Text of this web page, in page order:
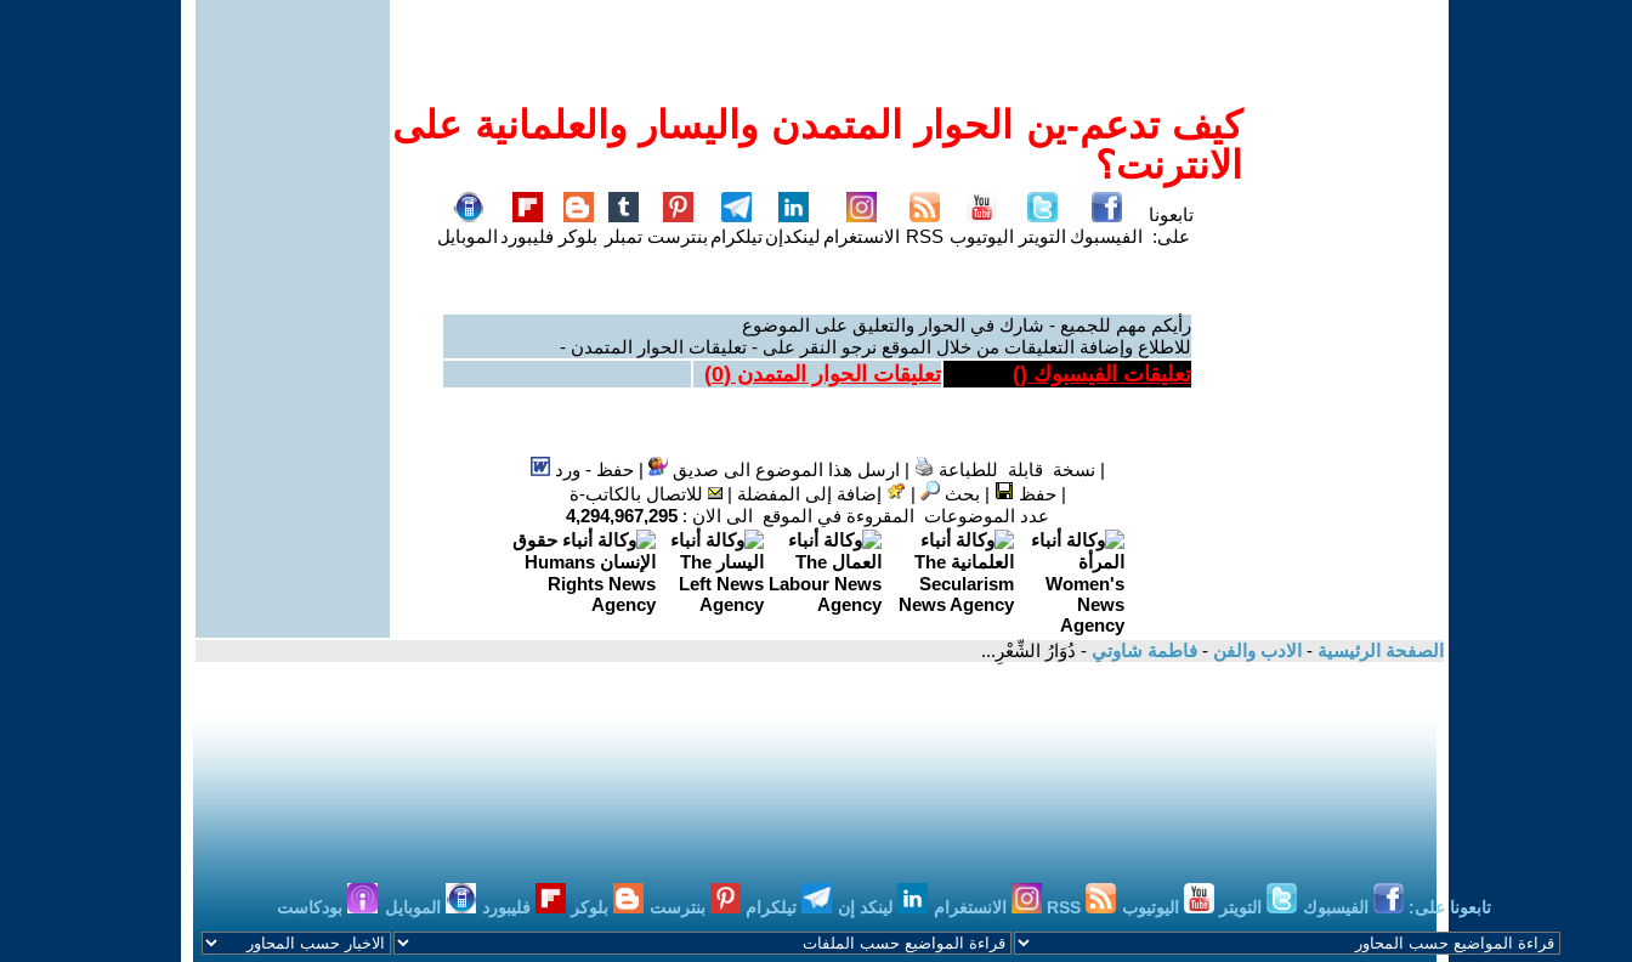
كيف تدعم-ين الحوار المتمدن واليسار والعلمانية على
الانترنت؟
تابعونا
على: الفيسبوك التويتر اليوتيوب RSS الانستغرام لينكدإنتيلكرام بنترست تمبلر بلوكر فليبورد الموبايل
رأيكم مهم للجميع - شارك في الحوار والتعليق على الموضوع
للاطلاع وإضافة التعليقات من خلال الموقع نرجو النقر على - تعليقات الحوار المتمدن -
تعليقات الفيسبوك () تعليقات الحوار المتمدن (0
)
| نسخة قابلة للطباعة | ارسل هذا الموضوع الى صديق |حفظ - ورد
|حفظ | بحث | إضافة إلى المفضلة |
للاتصال بالكاتب-ة
عدد الموضوعات المقروءة في الموقع الى الان : 4,294,967,295
الصفحة الرئيسية - الادب والفن - فاطمة شاوتي - دُوَارُ الشِّعْرِ...
تابعونا على: الفيسبوك التويتر اليوتيوب الانستغرام لينكد إن تيلكرام بنترست بلوكر فليبورد الموبايل بودكاست